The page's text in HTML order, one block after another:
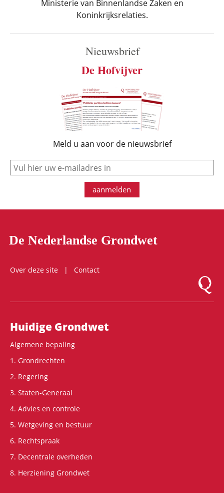
Ministerie van Binnenlandse Zaken en
Koninkrijksrelaties.
Nieuwsbrief
De Hofvijver
Meld u aan voor de nieuwsbrief
e-mail
aanmelden
De Nederlandse Grondwet
Over deze site
Contact
Logo
Hoofdnavigatie
Huidige Grondwet
Algemene bepaling
1. Grondrechten
2. Regering
3. Staten-Generaal
4. Advies en controle
5. Wetgeving en bestuur
6. Rechtspraak
7. Decentrale overheden
8. Herziening Grondwet